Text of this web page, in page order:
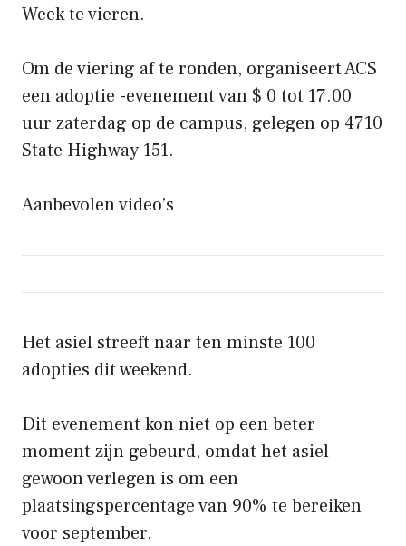
Week te vieren.
Om de viering af te ronden, organiseert ACS
een adoptie -evenement van $ 0 tot 17.00
uur zaterdag op de campus, gelegen op 4710
State Highway 151.
Aanbevolen video’s
Het asiel streeft naar ten minste 100
adopties dit weekend.
Dit evenement kon niet op een beter
moment zijn gebeurd, omdat het asiel
gewoon verlegen is om een ​​
plaatsingspercentage van 90% te bereiken
voor september.